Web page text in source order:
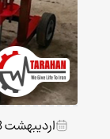
اردیبهشت 28, 1405